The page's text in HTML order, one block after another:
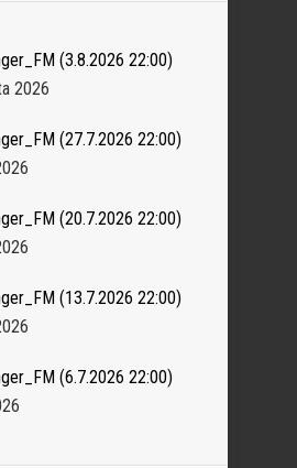
(3.8.2026 22:00)
2026
(27.7.2026 22:00)
(20.7.2026 22:00)
(13.7.2026 22:00)
(6.7.2026 22:00)